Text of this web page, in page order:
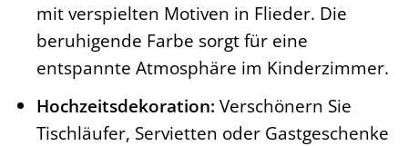
mit verspielten Motiven in Flieder. Die
beruhigende Farbe sorgt für eine
entspannte Atmosphäre im Kinderzimmer.
Hochzeitsdekoration: Verschönern Sie
Tischläufer, Servietten oder Gastgeschenke